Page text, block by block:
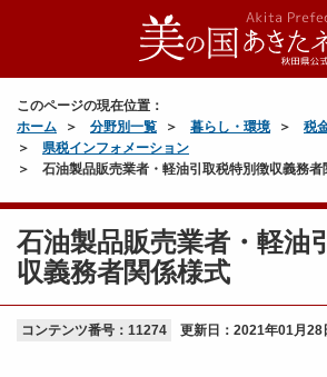
このページの現在位置：
ホーム
分野別一覧 暮らし・環境 税
県税インフォメーション
石油製品販売業者・軽油引取税特別徴収義務者
石油製品販売業者・軽油
収義務者関係様式
コンテンツ番号：11274 更新日： 2021年01月28